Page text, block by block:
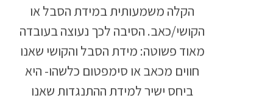
הקלה משמעותית במידת הסבל או
הקושי/כאב. הסיבה לכך נעוצה בעובדה
מאוד פשוטה: מידת הסבל והקושי שאנו
חווים מכאב או סימפטום כלשהו- היא
ביחס ישיר למידת ההתנגדות שאנו